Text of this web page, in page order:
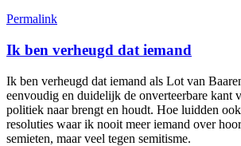
Permalink
Ik ben verheugd dat iemand
Ik ben verheugd dat iemand als Lot van
eenvoudig en duidelijk de onverteerbare kant
politiek naar brengt en houdt. Hoe luidden
resoluties waar ik nooit meer iemand over
semieten, maar veel tegen semitisme.